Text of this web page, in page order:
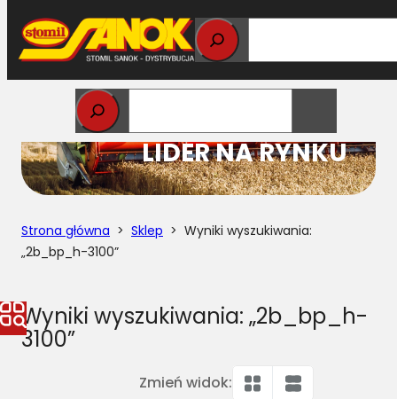
Przejdź
do
treści
STOMIL
LIDER NA RYNKU
Strona główna > Sklep > Wyniki wyszukiwania:
„2b_bp_h-3100”
Wyniki wyszukiwania: „2b_bp_h-
3100”
Zmień widok: